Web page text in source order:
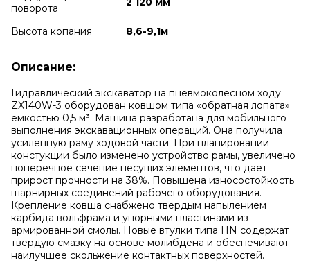
поворота
Высота копания 8,6-9,1м
Описание:
Гидравлический экскаватор на пневмоколесном ходу
ZX140W-3 оборудован ковшом типа «обратная лопата»
емкостью 0,5 м³. Машина разработана для мобильного
выполнения экскавационных операций. Она получила
усиленную раму ходовой части. При планировании
констукции было изменено устройство рамы, увеличено
поперечное сечение несущих элементов, что дает
прирост прочности на 38%. Повышена износостойкость
шарнирных соединений рабочего оборудования.
Крепление ковша снабжено твердым напылением
карбида вольфрама и упорными пластинами из
армированной смолы. Новые втулки типа HN содержат
твердую смазку на основе молибдена и обеспечивают
наилучшее скольжение контактных поверхностей.